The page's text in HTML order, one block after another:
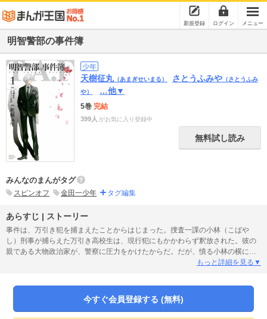
新規登録 ログイン メニュー
明智警部の事件簿
少年
天樹征丸（あまぎせいまる） さとうふみや （さとうふみ
や）
…他▼
5巻 完結
399人 がお気に入り登録中
無料試し読み
みんなのまんがタグ
スピンオフ 金田一少年 タグ編集
あらすじ | ストーリー
事件は、万引き犯を捕まえたことからはじまった。捜査一課の小林（こばや
し）刑事が捕らえた万引き高校生は、現行犯にもかかわらず釈放された。彼の
親である大物政治家が、警察に圧力をかけたからだ。だが、憤る小林の横にた
だ一人、正義を貫こうとする男がいた！ 警視庁が誇る若きエリート・明智健
巨悪に挑む、警察ミステリー!!
もっと詳細を見る▼
今すぐ会員登録する (無料)